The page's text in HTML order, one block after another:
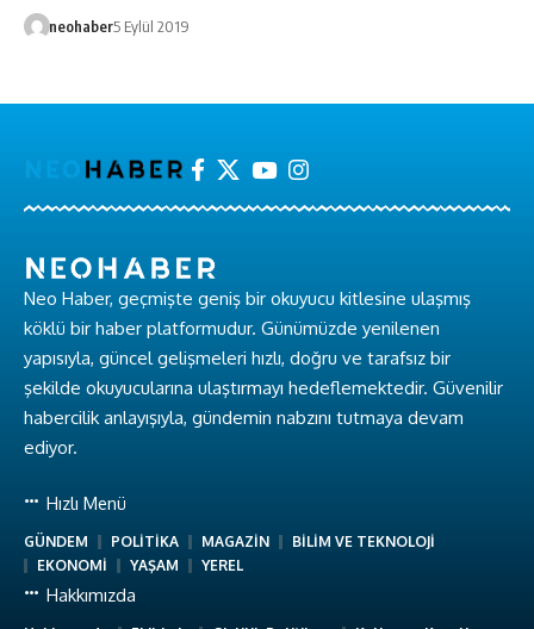
neohaber5 Eylül 2019
Neo Haber, geçmişte geniş bir okuyucu kitlesine ulaşmış
köklü bir haber platformudur. Günümüzde yenilenen
yapısıyla, güncel gelişmeleri hızlı, doğru ve tarafsız bir
şekilde okuyucularına ulaştırmayı hedeflemektedir. Güvenilir
habercilik anlayışıyla, gündemin nabzını tutmaya devam
ediyor.
Hızlı Menü
GÜNDEM POLİTİKA MAGAZİN
BİLİM VE TEKNOLOJİ
EKONOMİ
YAŞAM YEREL
Hakkımızda